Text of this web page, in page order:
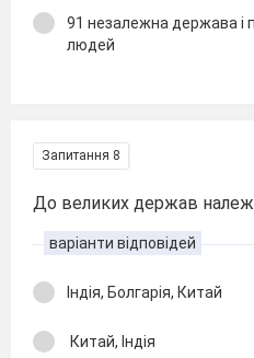
91 незалежна держава і
людей
Запитання 8
До великих держав
варіанти відповідей
Індія, Болгарія, Китай
Китай, Індія